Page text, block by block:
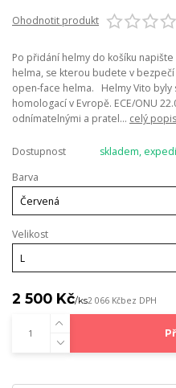
Ohodnotit produkt
Po přidání helmy do košíku
helma, se kterou budete v
open-face helma. Helmy Vito byly
homologací v Evropě. ECE/ONU
odnímatelnými a pratel... celý popis
Dostupnost
skladem,
Barva
Velikost
2 500 Kč/ks2 066 Kčbez DPH